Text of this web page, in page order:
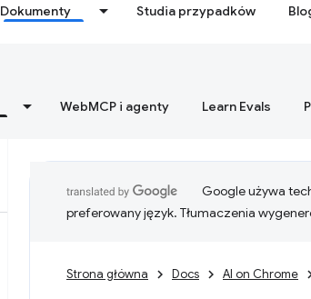
Dokumenty Studia przypadków
WebMCP i agenty Learn Evals
Google używa
preferowany język. Tłumaczenia
Strona główna Docs AI on Chrome